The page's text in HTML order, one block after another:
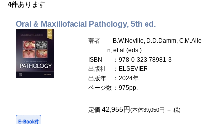
4件あります
Oral & Maxillofacial Pathology, 5th ed.
著者
：B.W.Neville, D.D.Damm, C.M.Alle
n, et al.(eds.)
ISBN
：978-0-323-78981-3
出版社
：ELSEVIER
出版年
：2024年
ページ数 ：975pp.
定価42,955円(本体39,050円 ＋ 税)